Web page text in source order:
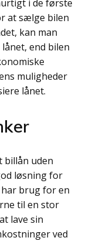
i de første
at sælge bilen
kan man
end bilen
muligheder
lånet.
billån uden
løsning for
brug for en
til en stor
lave sin
ved